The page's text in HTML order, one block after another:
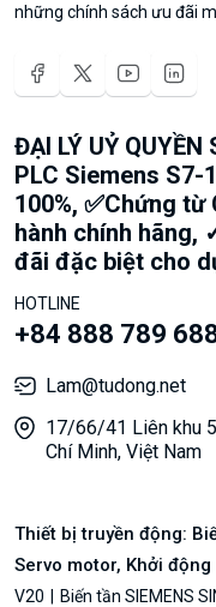
những chính sách ưu đãi
ĐẠI LÝ UỶ
PLC Siemens S7-
100%, ✅Chứng
hành chính hãng,
đãi đặc biệt cho
HOTLINE
+84 888 789
Lam@tudong.net
17/66/41 Liên khu
Chí Minh, Việt Nam
Thiết bị truyền động:
Servo motor, Khởi động
V20
Biến tần SIEMENS